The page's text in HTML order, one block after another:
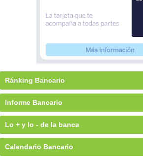
Ránking Bancario
Informe Bancario
Lo + y lo - de la banca
Calendario Bancario